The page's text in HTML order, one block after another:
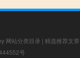
网站分类目录 | 精选推荐文章
号